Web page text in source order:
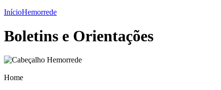
InícioHemorrede
Boletins e Orientações
Home